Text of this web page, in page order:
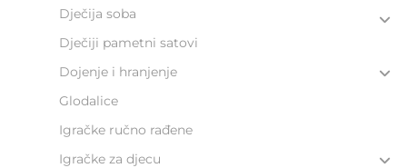
Dječija soba
Dječiji pametni satovi
Dojenje i hranjenje
Glodalice
Igračke ručno rađene
Igračke za djecu